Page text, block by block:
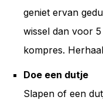
geniet ervan
wissel dan voor
kompres.
Doe een dutje
Slapen of een